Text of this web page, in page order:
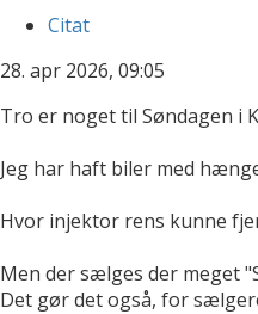
Citat
28. apr 2026, 09:05
Tro er noget til Søndagen i
Jeg har haft biler med
Hvor injektor rens kunne
Men der sælges der meget
Det gør det også, for